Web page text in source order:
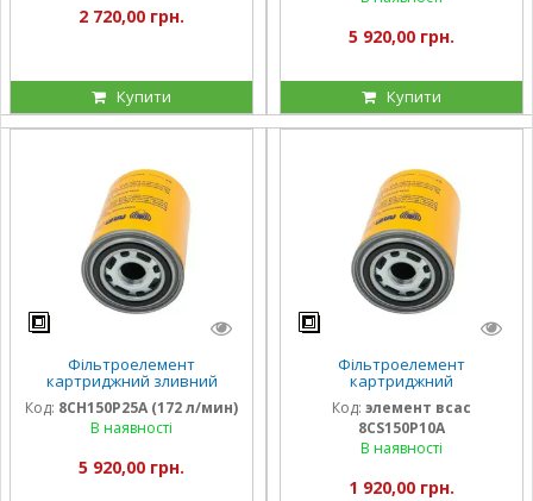
2 720,00 грн.
Купити
5 920,00 грн.
Купити
Фільтроелемент
картриджний зливний
8CH150P25A (172 л/хв)
Код: 8CH150P25A (172 л/мин)
В наявності
5 920,00 грн.
Фільтроелемент
картриджний
всмоктувальний
8CS150P10A (50 л/хв)
Код: элемент всас
8CS150P10A
В наявності
1 920,00 грн.